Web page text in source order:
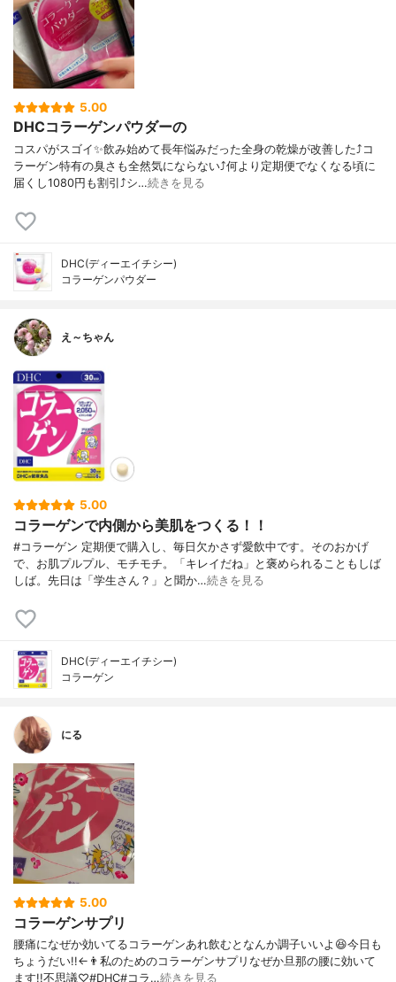
5.00
DHCコラーゲンパウダーの
コスパがスゴイ✨飲み始めて長年悩みだった全身の乾燥が改善した⤴︎コ
ラーゲン特有の臭さも全然気にならない⤴︎何より定期便でなくなる頃に
届くし1080円も割引⤴︎シ…続きを見る
DHC(ディーエイチシー)
コラーゲンパウダー
え～ちゃん
5.00
コラーゲンで内側から美肌をつくる！！
#コラーゲン 定期便で購入し、毎日欠かさず愛飲中です。そのおかげ
で、お肌プルプル、モチモチ。「キレイだね」と褒められることもしば
しば。先日は「学生さん？」と聞か…続きを見る
DHC(ディーエイチシー)
コラーゲン
にる
5.00
コラーゲンサプリ
腰痛になぜか効いてるコラーゲンあれ飲むとなんか調子いいよ😆今日も
ちょうだい!!←👨私のためのコラーゲンサプリなぜか旦那の腰に効いて
ます!!不思議♡#DHC#コラ…続きを見る